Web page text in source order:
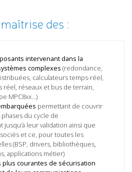
des :
intervenant dans la
complexes (redondance,
calculateurs temps-réel,
réel, réseaux et bus de terrain,
MPC8xx…)
permettant de couvrir
phases du cycle de
leur validation ainsi que
et ce, pour toutes les
(BSP, drivers, bibliothèques,
applications métier)
plus courantes de sécurisation